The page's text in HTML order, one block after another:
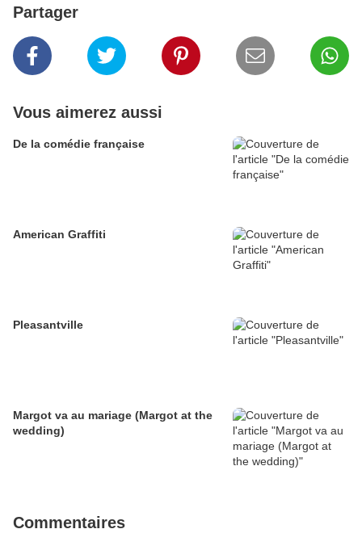
Partager
Vous aimerez aussi
De la comédie française
American Graffiti
Pleasantville
Margot va au mariage (Margot at the
wedding)
Commentaires